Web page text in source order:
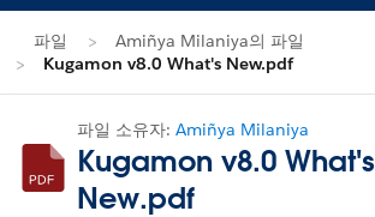
파일
Amiñya Milaniya의 파일
Kugamon v8.0 What's New.pdf
파일 소유자: Amiñya Milaniya
Kugamon v8.0 What's
New.pdf